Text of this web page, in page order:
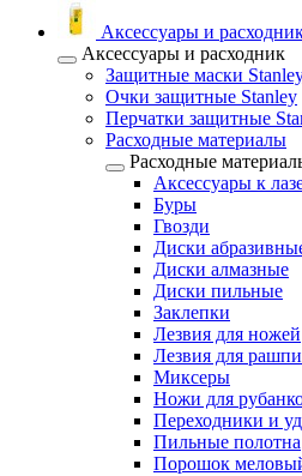
Аксессуары и
Аксессуары и расходник
Защитные маски
Очки защитные Stanley
Перчатки защитные
Расходные материалы
Расходные
Аксессуары к
Буры
Гвозди
Диски
Диски алмазные
Диски пильные
Заклепки
Лезвия для ножей
Лезвия для
Миксеры
Ножи для
Переходники и
Пильные полотна
Порошок